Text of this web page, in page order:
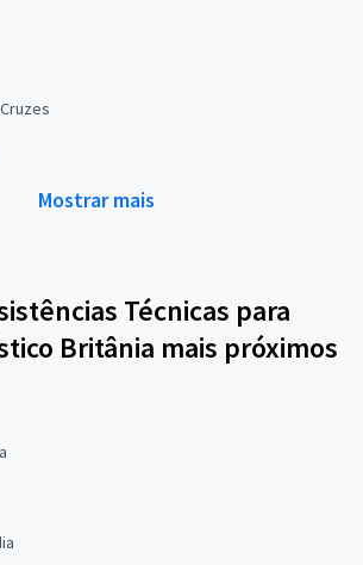
Mostrar mais
Técnicas para
Britânia mais próximos